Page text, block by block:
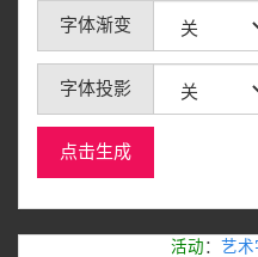
字体渐变
字体投影
点击生成
活动 ： 艺术